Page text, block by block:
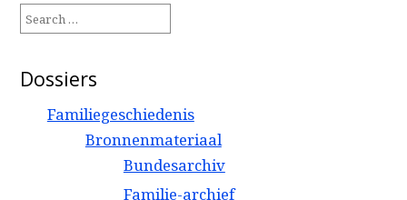
for:
Dossiers
Familiegeschiedenis
Bronnenmateriaal
Bundesarchiv
Familie-archief